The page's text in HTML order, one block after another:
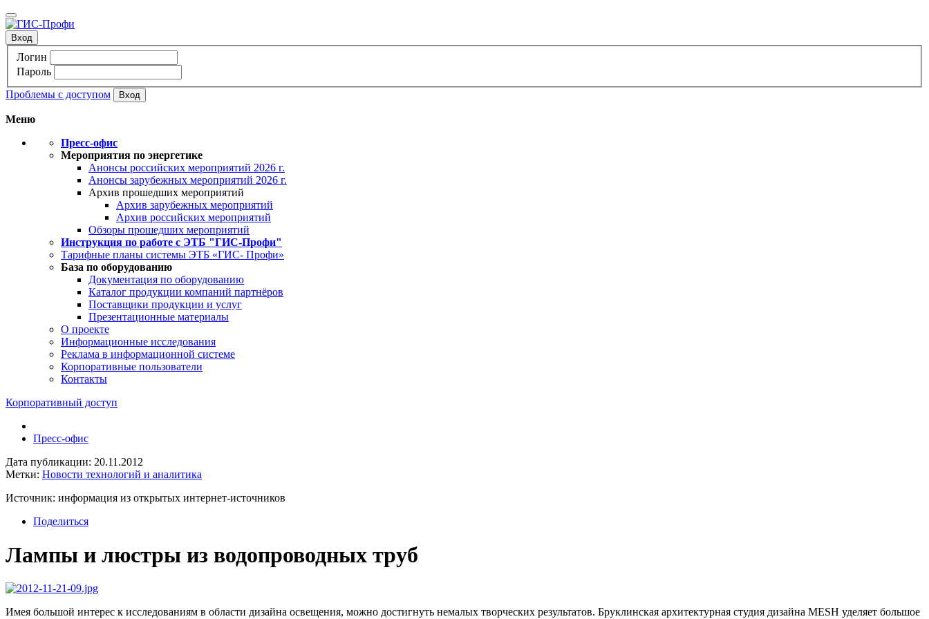
Вход
Логин
Пароль
Проблемы с доступом
Меню
Пресс-офис
Мероприятия по энергетике
Анонсы российских мероприятий 2026 г.
Анонсы зарубежных мероприятий 2026 г.
Архив прошедших мероприятий
Архив зарубежных мероприятий
Архив российских мероприятий
Обзоры прошедших мероприятий
Инструкция по работе с ЭТБ "ГИС-Профи"
Тарифные планы системы ЭТБ «ГИС- Профи»
База по оборудованию
Документация по оборудованию
Каталог продукции компаний партнёров
Поставщики продукции и услуг
Презентационные материалы
О проекте
Информационные исследования
Реклама в информационной системе
Корпоративные пользователи
Контакты
Корпоративный доступ
Пресс-офис
Дата публикации: 20.11.2012
Метки: Новости технологий и аналитика
Источник: информация из открытых интернет-источников
Поделиться
Лампы и люстры из водопроводных труб
Имея большой интерес к исследованиям в области дизайна освещения, можно достигнуть немалых творческих результатов. Бруклинская архитектурная студия дизайна MESH уделяет большое